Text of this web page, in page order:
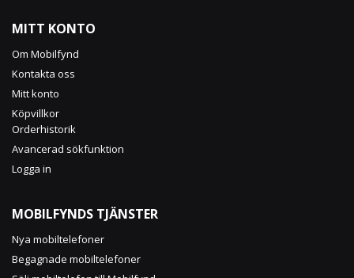
Newsletter:
MITT KONTO
Om Mobilfynd
Kontakta oss
Mitt konto
Köpvillkor
Orderhistorik
Avancerad sökfunktion
Logga in
MOBILFYNDS TJÄNSTER
Nya mobiltelefoner
Begagnade mobiltelefoner